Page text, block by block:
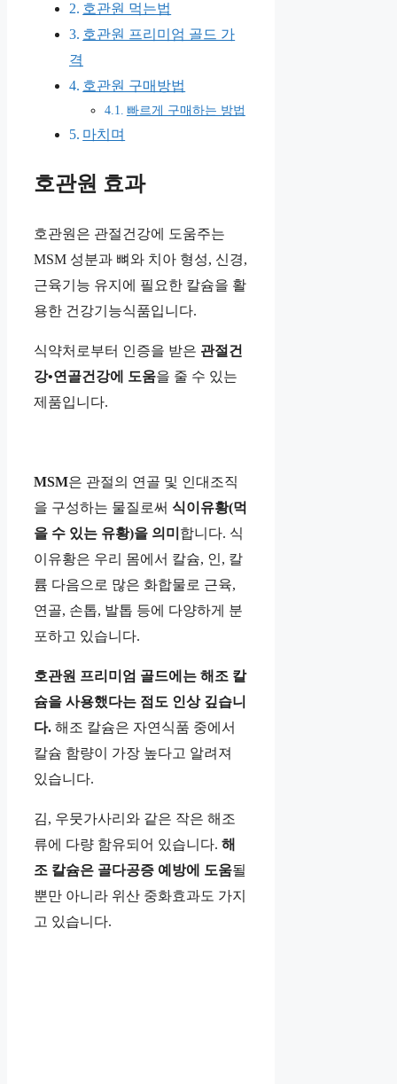
호관원 먹는법
호관원 프리미엄 골드 가
격
호관원 구매방법
빠르게 구매하는 방법
마치며
호관원 효과
호관원은 관절건강에 도움주는
MSM 성분과 뼈와 치아 형성, 신경,
근육기능 유지에 필요한 칼슘을 활
용한 건강기능식품입니다.
식약처로부터 인증을 받은 관절건
강•연골건강에 도움을 줄 수 있는
제품입니다.
MSM은 관절의 연골 및 인대조직
을 구성하는 물질로써 식이유황(먹
을 수 있는 유황)을 의미 합니다. 식
이유황은 우리 몸에서 칼슘, 인, 칼
륨 다음으로 많은 화합물로 근육,
연골, 손톱, 발톱 등에 다양하게 분
포하고 있습니다.
호관원 프리미엄 골드에는 해조 칼
슘을 사용했다는 점도 인상 깊습니
다. 해조 칼슘은 자연식품 중에서
칼슘 함량이 가장 높다고 알려져
있습니다.
김, 우뭇가사리와 같은 작은 해조
류에 다량 함유되어 있습니다. 해
조 칼슘은 골다공증 예방에 도움될
뿐만 아니라 위산 중화효과도 가지
고 있습니다.